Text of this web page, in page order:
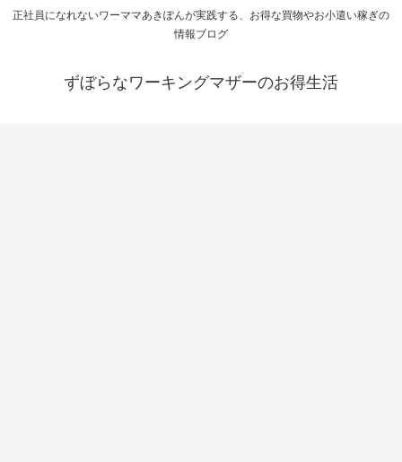
正社員になれないワーママあきぽんが実践する、お得な買物やお小遣い稼ぎの
情報ブログ
ずぼらなワーキングマザーのお得生活